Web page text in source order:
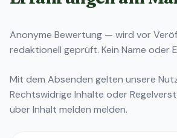
Anonyme Bewertung — wird vor
redaktionell geprüft. Kein Name oder
Mit dem Absenden gelten unsere
Rechtswidrige Inhalte oder
überInhalt melden melden.